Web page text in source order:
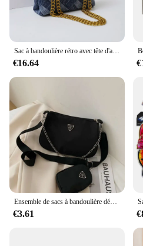
Sac à bandoulière rétro avec tête d'aigle pour femme, sac messager de style denim, sac carré à la mode, KURT GEIGER LOselonly ON Initiated Designer
€16.64
Ensemble de sacs à bandoulière décontractés pour femmes, sacs à main initiés, sac à bandoulière tendance, sac à main pour voyage et shopping, mode féminine, 2 en 1
€3.61